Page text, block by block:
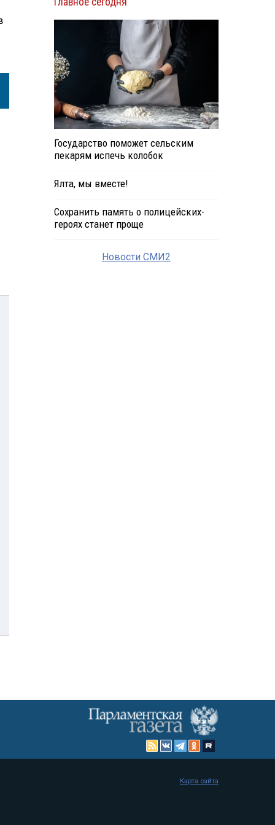
Государство поможет сельским
пекарям испечь колобок
Ялта, мы вместе!
Сохранить память о полицейских-
героях станет проще
Новости СМИ2
Карта сайта